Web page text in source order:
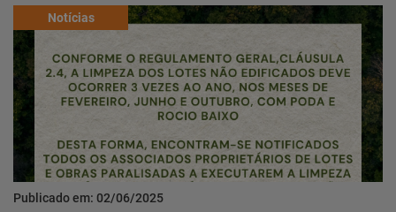
Notícias
Publicado em: 02/06/2025